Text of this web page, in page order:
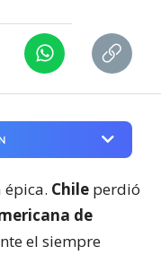
épica. Chile perdió
de
el siempre